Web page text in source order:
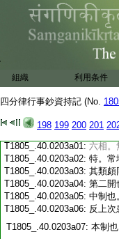
組織 利用条件
四分律行事鈔資持記 (No.
198 199 200 201
T1805_.40.0202c19:攝人以
T1805_.40.0202c20: 明。自
T1805_.40.0202c21:空即蘭
T1805_.40.0202c22:
種攝
明六
T1805_.40.0202c24:即上四
T1805_.40.0202c25:故曰任
T1805_.40.0202c26:限。非
T1805_.40.0202c27:
二初
T1805_.40.0202c28: 四句明
T1805_.40.0203a01: 六相。
T1805_.40.0203a02: 特。常
T1805_.40.0203a03: 其類頗
T1805_.40.0203a04: 第二開
T1805_.40.0203a05: 中制也
T1805_.40.0203a06: 反上次
T1805_.40.0203a07: 本制也